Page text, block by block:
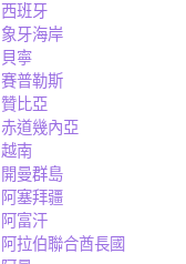
西班牙
象牙海岸
貝寧
賽普勒斯
贊比亞
赤道幾內亞
越南
開曼群島
阿塞拜疆
阿富汗
阿拉伯聯合酋長國